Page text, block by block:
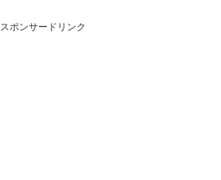
スポンサードリンク